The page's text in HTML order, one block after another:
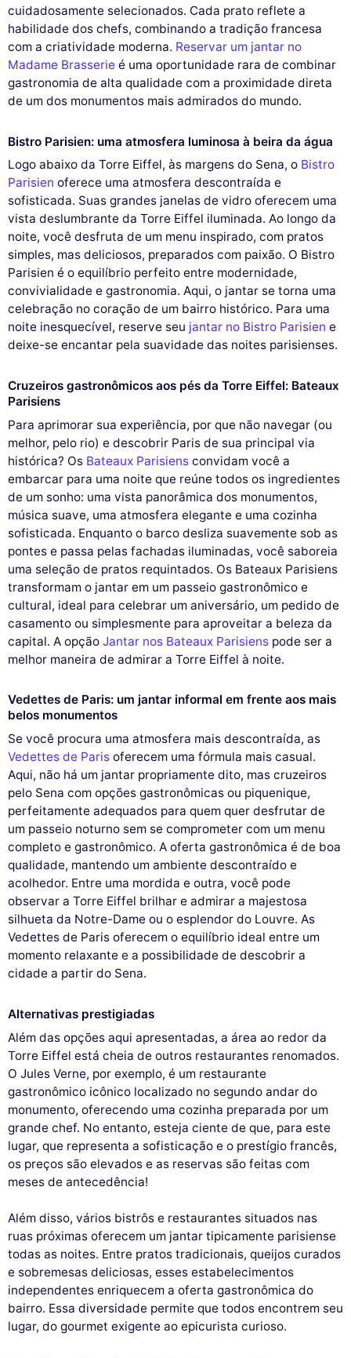
cuidadosamente selecionados. Cada prato reflete a
habilidade dos chefs, combinando a tradição francesa
com a criatividade moderna. Reservar um jantar no
Madame Brasserie é uma oportunidade rara de combinar
gastronomia de alta qualidade com a proximidade direta
de um dos monumentos mais admirados do mundo.
Bistro Parisien: uma atmosfera luminosa à beira da água
Logo abaixo da Torre Eiffel, às margens do Sena, o Bistro
Parisien oferece uma atmosfera descontraída e
sofisticada. Suas grandes janelas de vidro oferecem uma
vista deslumbrante da Torre Eiffel iluminada. Ao longo da
noite, você desfruta de um menu inspirado, com pratos
simples, mas deliciosos, preparados com paixão. O Bistro
Parisien é o equilíbrio perfeito entre modernidade,
convivialidade e gastronomia. Aqui, o jantar se torna uma
celebração no coração de um bairro histórico. Para uma
noite inesquecível, reserve seu jantar no Bistro Parisien e
deixe-se encantar pela suavidade das noites parisienses.
Cruzeiros gastronômicos aos pés da Torre Eiffel: Bateaux
Parisiens
Para aprimorar sua experiência, por que não navegar (ou
melhor, pelo rio) e descobrir Paris de sua principal via
histórica? Os Bateaux Parisiens convidam você a
embarcar para uma noite que reúne todos os ingredientes
de um sonho: uma vista panorâmica dos monumentos,
música suave, uma atmosfera elegante e uma cozinha
sofisticada. Enquanto o barco desliza suavemente sob as
pontes e passa pelas fachadas iluminadas, você saboreia
uma seleção de pratos requintados. Os Bateaux Parisiens
transformam o jantar em um passeio gastronômico e
cultural, ideal para celebrar um aniversário, um pedido de
casamento ou simplesmente para aproveitar a beleza da
capital. A opção Jantar nos Bateaux Parisiens pode ser a
melhor maneira de admirar a Torre Eiffel à noite.
Vedettes de Paris: um jantar informal em frente aos mais
belos monumentos
Se você procura uma atmosfera mais descontraída, as
Vedettes de Paris oferecem uma fórmula mais casual.
Aqui, não há um jantar propriamente dito, mas cruzeiros
pelo Sena com opções gastronômicas ou piquenique,
perfeitamente adequados para quem quer desfrutar de
um passeio noturno sem se comprometer com um menu
completo e gastronômico. A oferta gastronômica é de boa
qualidade, mantendo um ambiente descontraído e
acolhedor. Entre uma mordida e outra, você pode
observar a Torre Eiffel brilhar e admirar a majestosa
silhueta da Notre-Dame ou o esplendor do Louvre. As
Vedettes de Paris oferecem o equilíbrio ideal entre um
momento relaxante e a possibilidade de descobrir a
cidade a partir do Sena.
Alternativas prestigiadas
Além das opções aqui apresentadas, a área ao redor da
Torre Eiffel está cheia de outros restaurantes renomados.
O Jules Verne, por exemplo, é um restaurante
gastronômico icônico localizado no segundo andar do
monumento, oferecendo uma cozinha preparada por um
grande chef. No entanto, esteja ciente de que, para este
lugar, que representa a sofisticação e o prestígio francês,
os preços são elevados e as reservas são feitas com
meses de antecedência!
Além disso, vários bistrôs e restaurantes situados nas
ruas próximas oferecem um jantar tipicamente parisiense
todas as noites. Entre pratos tradicionais, queijos curados
e sobremesas deliciosas, esses estabelecimentos
independentes enriquecem a oferta gastronômica do
bairro. Essa diversidade permite que todos encontrem seu
lugar, do gourmet exigente ao epicurista curioso.